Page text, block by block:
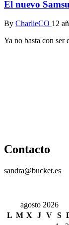
El nuevo
By CharlieCO 12
Ya no basta con ser
Contacto
sandra@bucket.es
agosto 2026
L M X J V S